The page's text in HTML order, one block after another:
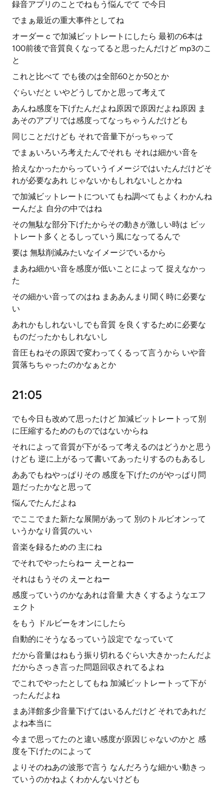
録音アプリのことでねもう悩んでて で今日
でまぁ最近の重大事件としてね
オーダー c で加減ビットレートにしたら 最初の6本は
100前後で音質良くなってると思ったんだけど mp3のこ
と
これと比べて でも後のは全部60とか50とか
ぐらいだと いやどうしてかと思って考えて
あんね感度を下げたんだよね原因で原因だよね原因 ま
あそのアプリでは感度ってなっちゃうんだけども
同じことだけども それで音量下がっちゃって
でまぁいろいろ考えたんでそれも それは細かい音を
拾えなかったからっていうイメージではいたんだけどそ
れが必要なあれ じゃないかもしれないしとかね
で加減ビットレートについてもね調べてもよくわかんね
ーんだよ 自分の中ではね
その無駄な部分下げたからその動きが激しい時は ビッ
トレート多くとるしっていう風になってるんで
要は 無駄削減みたいなイメージでいるから
まあね細かい音を感度が低いことによって 捉えなかっ
た
その細かい音ってのはね まああんまり聞く時に必要な
い
あれかもしれないしでも音質 を良くするために必要な
ものだったかもしれないし
音圧もねその原因で変わってくるって言うから いや音
質落ちちゃったのかなぁとか
21:05
でも今日も改めて思ったけど 加減ビットレートって別
に圧縮するためのものではないからね
それによって音質が下がるって考えるのはどうかと思う
けども 逆に上がるって書いてあったりするのもあるし
ああでもねやっぱりその 感度を下げたのがやっぱり問
題だったかなと思って
悩んでたんだよね
でここでまた新たな展開があって 別のトルビオンって
いうかなり音質のいい
音楽を録るための 主にね
でそれでやったらねー えーとねー
それはもうその えーとねー
感度っていうのかなあれは音量 大きくするようなエフ
ェクト
をもう ドルビーをオンにしたら
自動的にそうなるっていう設定で なっていて
だから音量はねもう振り切れるぐらい大きかったんだよ
だからさっき言った問題回収されてるよね
でこれでやったとしてもね 加減ビットレートって下が
ったんだよね
まあ洋館多少音量下げてはいるんだけど それであれだ
よね本当に
今まで思ってたのと違い感度が原因じゃないのかと 感
度を下げたのによって
よりそのねあの波形で言う なんだろうな細かい動きっ
ていうのかねよくわかんないけども